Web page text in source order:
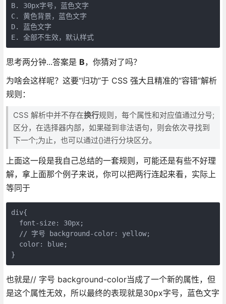
B. 30px字号，蓝色文字
C. 黄色背景，蓝色文字
D. 蓝色文字
E. 全部不生效，默认样式
思考两分钟...答案是 B，你猜对了吗？
为啥会这样呢？这要“归功”于 CSS 强大且精准的“容错”解析
规则：
CSS 解析中并不存在换行规则，每个属性和对应值通过分号;
区分，在选择器内部，如果碰到非法语句，则会依次寻找到
下一个;为止，也可以通过{}进行分块区分。
上面这一段是我自己总结的一套规则，可能还是有些不好理
解，拿上面那个例子来说，你可以把两行连起来看，实际上
等同于
div{
  font-size: 30px;
  // 字号 background-color: yellow;
  color: blue;
}
也就是// 字号 background-color当成了一个新的属性，但
是这个属性无效，所以最终的表现就是30px字号，蓝色文字